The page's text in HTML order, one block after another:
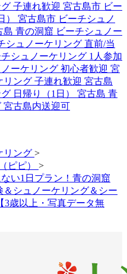
子連れ歓迎 宮古島市 ビー
） 宮古島市 ビーチシュノ
島 青の洞窟 ビーチシュノー
シュノーケリング 直前/当
シュノーケリング 1人参加
ーケリング 初心者歓迎 宮
ング 子連れ歓迎 宮古島
日帰り（1日） 宮古島 青
宮古島内送迎可
リング >
ピピ） >
い1日プラン！青の洞窟
＆シュノーケリング＆シー
3歳以上・写真データ無